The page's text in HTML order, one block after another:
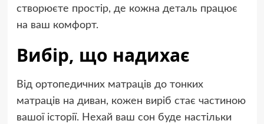
створюєте простір, де кожна деталь працює
на ваш комфорт.
Вибір, що надихає
Від ортопедичних матраців до тонких
матраців на диван, кожен виріб стає частиною
вашої історії. Нехай ваш сон буде настільки